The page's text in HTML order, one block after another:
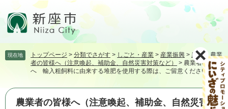
頭飛
て
現在地 トップページ > 分類でさがす > しごと・産業 > 産業振興 > 農業>農業
者の皆様へ（注意喚起、補助金、自然災害対策など）
> 農業者の皆様
へ 輸入粗飼料に由来する堆肥を使用する際は、ご留意ください！
農業者の皆様へ（注意喚起、補助金、自然災害